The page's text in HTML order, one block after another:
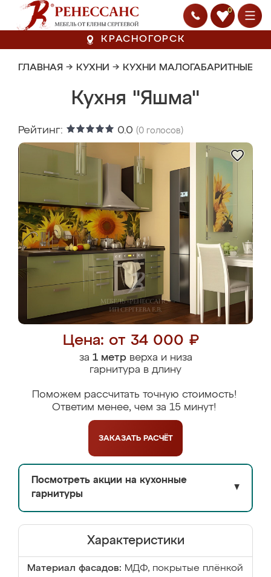
0
КРАСНОГОРСК
ГЛАВНАЯ → КУХНИ → КУХНИ МАЛОГАБАРИТНЫЕ
Кухня "Яшма"
Рейтинг: 0.0 (0 голосов)
Цена: от 34 000 ₽
за 1 метрверха и низа
гарнитура в длину
Поможем рассчитать точную стоимость!
Ответим менее, чем за 15 минут!
ЗАКАЗАТЬ РАСЧЁТ
Посмотреть акции на кухонные
гарнитуры
▼
Характеристики
Материал фасадов: МДФ, покрытые плёнкой